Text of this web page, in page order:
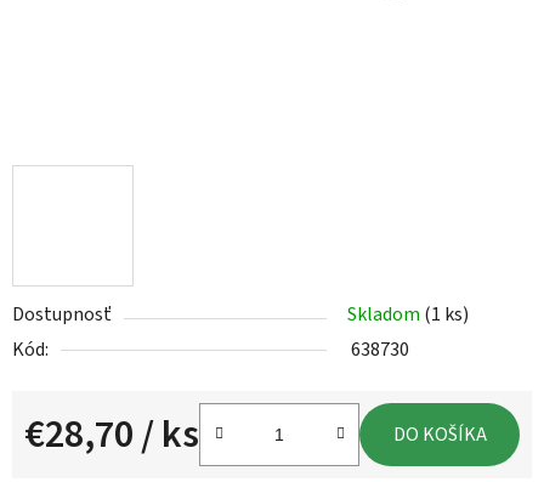
Dostupnosť Skladom (1 ks)
Kód:
638730
€28,70/ ks DO KOŠÍKA